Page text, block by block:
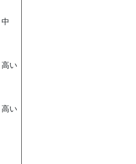
中
高い
高い